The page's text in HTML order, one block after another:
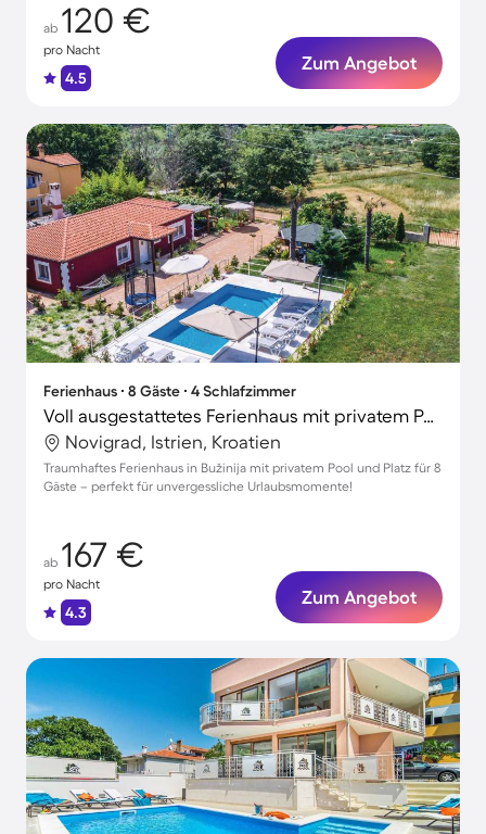
ab 120 €
pro Nacht
4.5
Zum Angebot
Ferienhaus ∙ 8 Gäste ∙ 4 Schlafzimmer
Voll ausgestattetes Ferienhaus mit privatem Pool, Grill und Terrasse | Naturblick | Hunde erlaubt
Novigrad, Istrien, Kroatien
Traumhaftes Ferienhaus in Bužinija mit privatem Pool und Platz für 8
Gäste – perfekt für unvergessliche Urlaubsmomente!
ab 167 €
pro Nacht
4.3
Zum Angebot